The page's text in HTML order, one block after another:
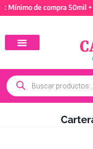
de compra 50mil +